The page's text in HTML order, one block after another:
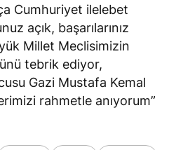
Cumhuriyet ilelebet
açık, başarılarınız
Millet Meclisimizin
tebrik ediyor,
Gazi Mustafa Kemal
rahmetle anıyorum”